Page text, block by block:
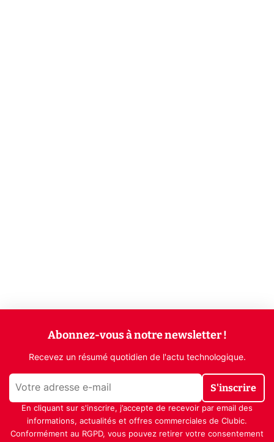
Abonnez-vous à notre newsletter !
Recevez un résumé quotidien de l'actu technologique.
S'inscrire
En cliquant sur s'inscrire, j’accepte de recevoir par email des
informations, actualités et offres commerciales de Clubic.
Conformément au RGPD, vous pouvez retirer votre consentement